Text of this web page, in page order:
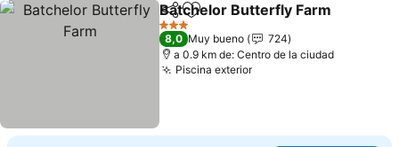
CompartirAgregar a favoritos
Batchelor Butterfly Farm
3 Estrellas
8,0 Muy bueno
724
a 0.9 km de: Centro de la ciudad
Piscina exterior